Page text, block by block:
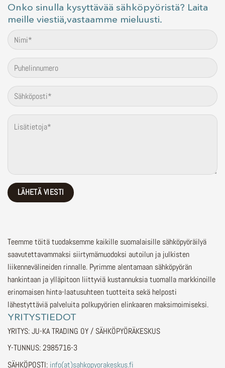
Onko sinulla kysyttävää sähköpyöristä? Laita
meille viestiä,vastaamme mieluusti.
Teemme töitä tuodaksemme kaikille suomalaisille sähköpyöräilyä
saavutettavammaksi siirtymämuodoksi autoilun ja julkisten
liikennevälineiden rinnalle. Pyrimme alentamaan sähköpyörän
hankintaan ja ylläpitoon liittyviä kustannuksia tuomalla markkinoille
erinomaisen hinta-laatusuhteen tuotteita sekä helposti
lähestyttäviä palveluita polkupyörien elinkaaren maksimoimiseksi.
YRITYSTIEDOT
YRITYS: JU-KA TRADING OY / SÄHKÖPYÖRÄKESKUS
Y-TUNNUS: 2985716-3
SÄHKÖPOSTI: info(at)sahkopyorakeskus.fi